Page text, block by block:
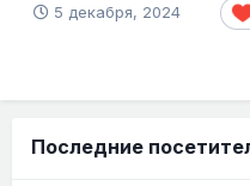
5 декабря, 2024
Последние